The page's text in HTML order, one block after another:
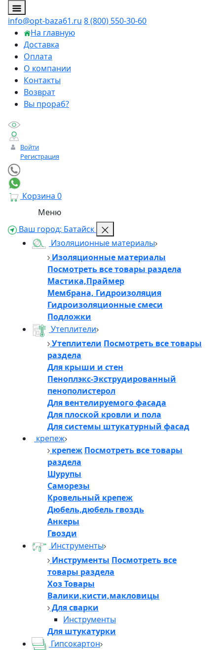
info@opt-baza61.ru 8 (800) 550-30-60
На главную
Доставка
Оплата
О компании
Контакты
Возврат
Вы прораб?
Войти
Регистрация
Корзина 0
Меню
Ваш город: Батайск
Изоляционные материалы
Изоляционные материалы
Посмотреть все товары раздела
Мастика,Праймер
Мембрана, Гидроизоляция
Гидроизоляционные смеси
Подложки
Утеплители
Утеплители Посмотреть все товары
раздела
Для крыши и стен
Пеноплэкс-Экструдированный
пенополистерол
Для вентелируемого фасада
Для плоской кровли и пола
Для системы штукатурный фасад
крепеж
крепеж Посмотреть все товары
раздела
Шурупы
Саморезы
Кровельный крепеж
Дюбель,дюбель гвоздь
Анкеры
Гвозди
Инструменты
Инструменты Посмотреть все
товары раздела
Хоз Товары
Валики,кисти,макловицы
Для сварки
Инструменты
Для штукатурки
Гипсокартон